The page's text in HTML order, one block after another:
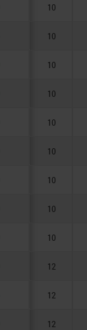
10
10
10
10
10
10
10
10
10
12
12
12